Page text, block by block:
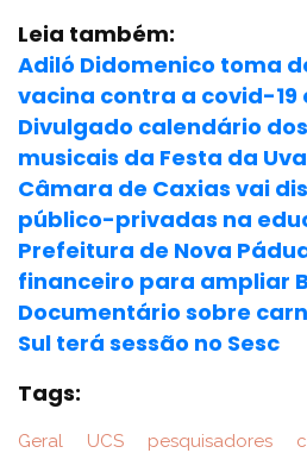
Leia também:
Adiló Didomenico toma
vacina contra a covid-19
Divulgado calendário
musicais da Festa da
Câmara de Caxias vai
público-privadas na
Prefeitura de Nova
financeiro para ampliar
Documentário sobre
Sul terá sessão no Sesc
Tags:
Geral UCS pesquisadores